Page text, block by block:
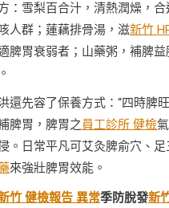
：雪梨百合汁，清熱潤燥，合
人群；蓮藕排骨湯，滋新竹
脾胃衰弱者；山藥粥，補脾益
還先容了保養方式：“四時脾
脾胃，脾胃之 員工診所 健檢
。日常平凡可艾灸脾俞穴、足
來強壯脾胃效能。
竹 健檢報告 異常季防脫發新